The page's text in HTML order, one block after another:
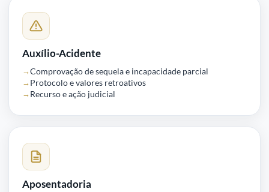
Auxílio-Acidente
Comprovação de sequela e incapacidade parcial
Protocolo e valores retroativos
Recurso e ação judicial
Aposentadoria